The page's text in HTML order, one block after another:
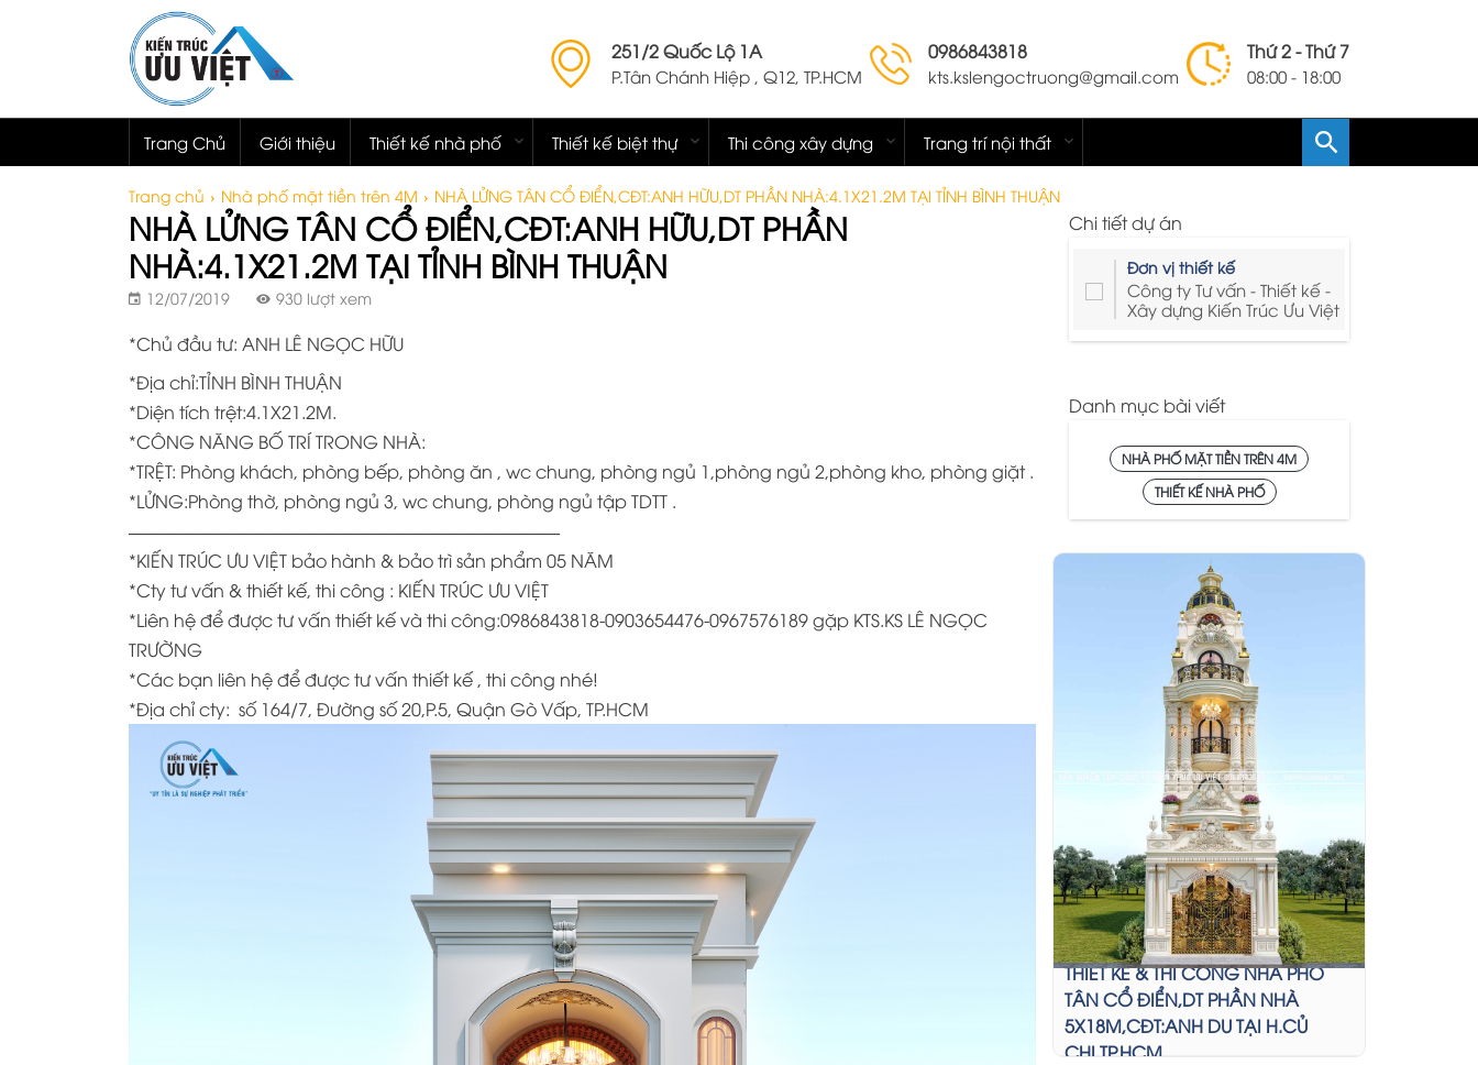
251/2 Quốc Lộ 1A
P.Tân Chánh Hiệp , Q12, TP.HCM
0986843818
kts.kslengoctruong@gmail.com
Thứ 2 - Thứ 7
08:00 - 18:00
Trang Chủ Giới thiệu Thiết kế nhà phố Thiết kế biệt thự Thi công xây dựng Trang trí nội thất
Trang chủ › Nhà phố mặt tiền trên 4M › NHÀ LỬNG TÂN CỔ ĐIỂN,CĐT:ANH HỮU,DT PHẦN NHÀ:4.1X21.2M TẠI TỈNH BÌNH THUẬN
NHÀ LỬNG TÂN CỔ ĐIỂN,CĐT:ANH HỮU,DT PHẦN
NHÀ:4.1X21.2M TẠI TỈNH BÌNH THUẬN
12/07/2019 930 lượt xem
*Chủ đầu tư: ANH LÊ NGỌC HỮU
*Địa chỉ:TỈNH BÌNH THUẬN
*Diện tích trệt:4.1X21.2M.
*CÔNG NĂNG BỐ TRÍ TRONG NHÀ:
*TRỆT: Phòng khách, phòng bếp, phòng ăn , wc chung, phòng ngủ 1,phòng ngủ 2,phòng kho, phòng giặt .
*LỬNG:Phòng thờ, phòng ngủ 3, wc chung, phòng ngủ tập TDTT .
————————————————————————–
*KIẾN TRÚC ƯU VIỆT bảo hành & bảo trì sản phẩm 05 NĂM
*Cty tư vấn & thiết kế, thi công : KIẾN TRÚC ƯU VIỆT
*Liên hệ để được tư vấn thiết kế và thi công:0986843818-0903654476-0967576189 gặp KTS.KS LÊ NGỌC
TRƯỜNG
*Các bạn liên hệ để được tư vấn thiết kế , thi công nhé!
*Địa chỉ cty: số 164/7, Đường số 20,P.5, Quận Gò Vấp, TP.HCM
Chi tiết dự án
Đơn vị thiết kế
Công ty Tư vấn - Thiết kế -
Xây dựng Kiến Trúc Ưu Việt
Danh mục bài viết
NHÀ PHỐ MẶT TIỀN TRÊN 4M
THIẾT KẾ NHÀ PHỐ
THIẾT KẾ & THI CÔNG NHÀ PHỐ
TÂN CỔ ĐIỂN,DT PHẦN NHÀ
5X18M,CĐT:ANH DU TẠI H.CỦ
CHI,TP.HCM